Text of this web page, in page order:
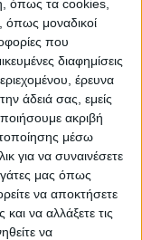
όπως τα cookies,
όπως μοναδικοί
που
διαφημίσεις
έρευνα
άδειά σας, εμείς
ακριβή
μέσω
για να συναινέσετε
μας όπως
να αποκτήσετε
να αλλάξετε τις
να